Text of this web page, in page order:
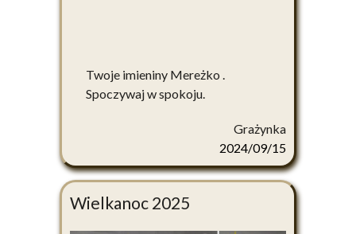
Twoje imieniny Mereżko .
Spoczywaj w spokoju.
Grażynka
2024/09/15
Wielkanoc 2025